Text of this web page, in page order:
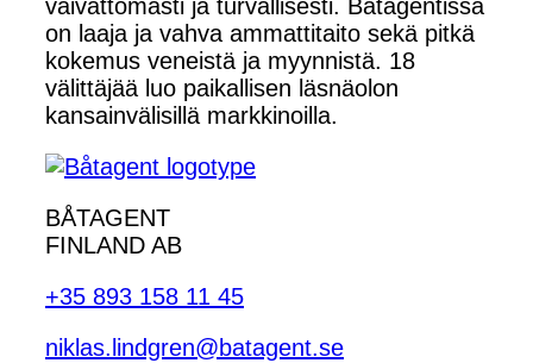
vaivattomasti ja turvallisesti. Båtagentissa
on laaja ja vahva ammattitaito sekä pitkä
kokemus veneistä ja myynnistä. 18
välittäjää luo paikallisen läsnäolon
kansainvälisillä markkinoilla.
BÅTAGENT
FINLAND AB
+35 893 158 11 45
niklas.lindgren@batagent.se